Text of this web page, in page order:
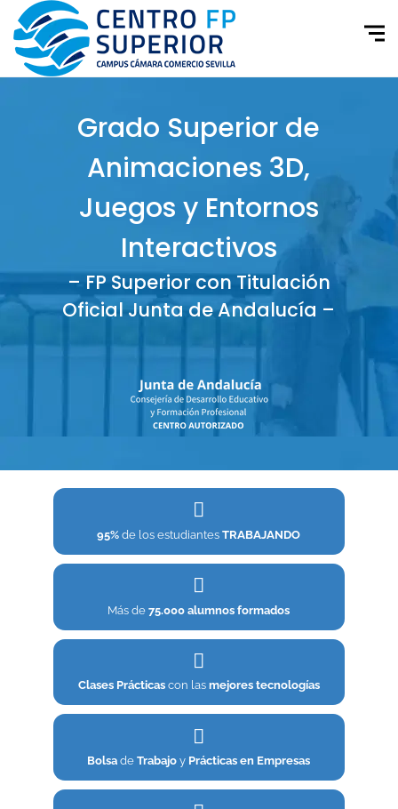
Grado Superior de
Animaciones 3D,
Juegos y Entornos
Interactivos
– FP Superior con Titulación
Oficial Junta de Andalucía –
95% de los estudiantesTRABAJANDO
Más de 75.000 alumnos formados
Clases Prácticascon las mejores tecnologías
Bolsa deTrabajo y Prácticas en Empresas